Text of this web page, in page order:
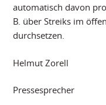
automatisch davon
B. über Streiks im
durchsetzen.
Helmut Zorell
Pressesprecher